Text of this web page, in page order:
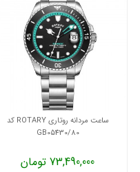
ساعت مردانه روتاری ROTARY کد
GB05430/80
73,490,000 تومان